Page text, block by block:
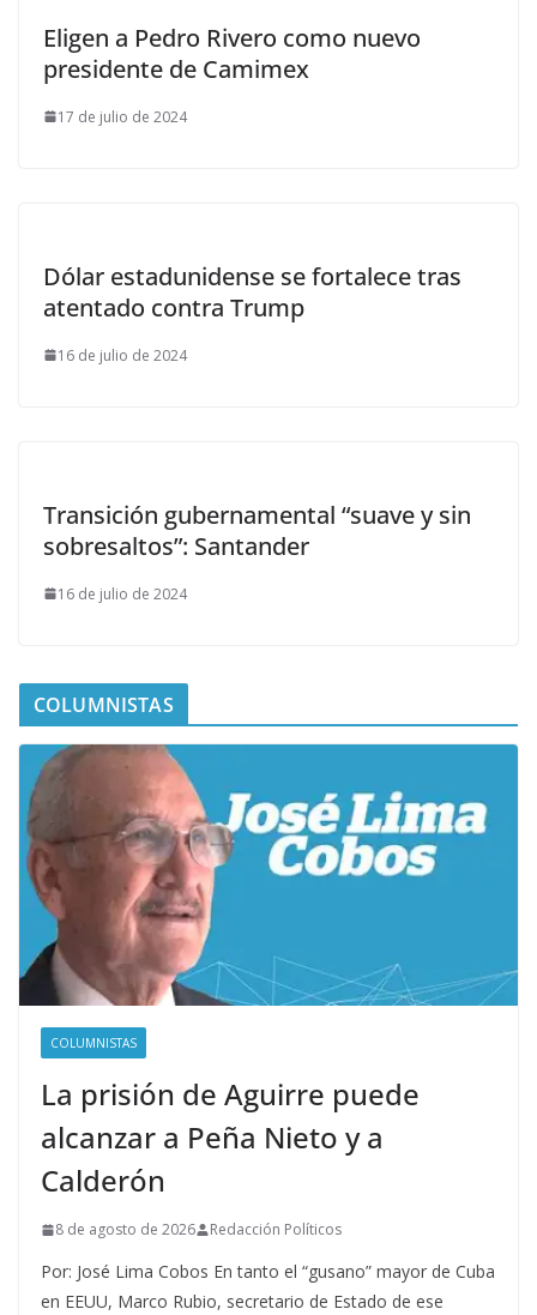
Eligen a Pedro Rivero como nuevo
presidente de Camimex
17 de julio de 2024
Dólar estadunidense se fortalece tras
atentado contra Trump
16 de julio de 2024
Transición gubernamental “suave y sin
sobresaltos”: Santander
16 de julio de 2024
COLUMNISTAS
COLUMNISTAS
La prisión de Aguirre puede
alcanzar a Peña Nieto y a
Calderón
8 de agosto de 2026 Redacción Políticos
Por: José Lima Cobos En tanto el “gusano” mayor de Cuba
en EEUU, Marco Rubio, secretario de Estado de ese